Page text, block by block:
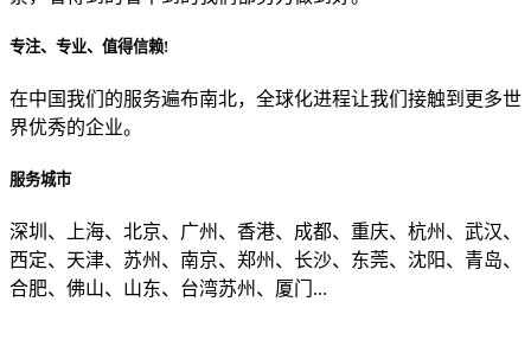
专注、专业、值得信赖!
在中国我们的服务遍布南北，全球化进程让我们接触到更多世
界优秀的企业。
服务城市
深圳、上海、北京、广州、香港、成都、重庆、杭州、武汉、
西定、天津、苏州、南京、郑州、长沙、东莞、沈阳、青岛、
合肥、佛山、山东、台湾苏州、厦门...